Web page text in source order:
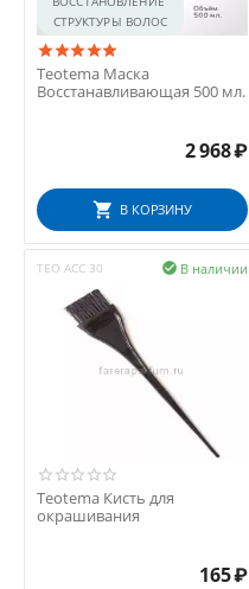
СТРУКТУРЫ ВОЛОС
Teotema Маска
Восстанавливающая 500 мл.
2 968₽
В КОРЗИНУ
TEO ACC 30 В наличии

Teotema Кисть для
окрашивания
165₽